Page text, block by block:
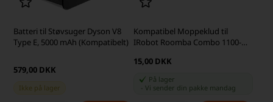
Batteri til Støvsuger Dyson V8
Type E, 5000 mAh (Kompatibelt)
579,00 DKK
Ikke på lager
Kompatibel Moppeklud til
IRobot Roomba Combo 1100-
15,00 DKK
På lager
Vi sender din pakke mandag